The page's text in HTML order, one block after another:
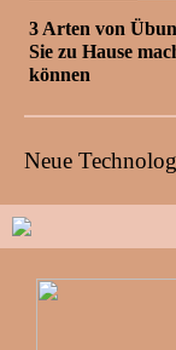
3 Arten von
Sie zu Hause
können
Neue